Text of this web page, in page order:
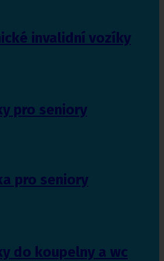
invalidní vozíky
pro seniory
pro seniory
do koupelny a wc